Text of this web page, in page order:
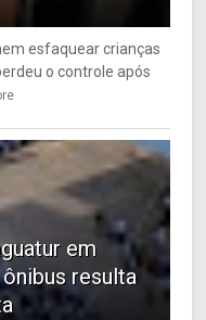
esfaquear crianças
o controle após
em
resulta